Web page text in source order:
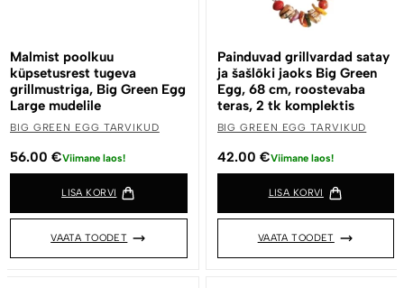
Malmist poolkuu
küpsetusrest tugeva
grillmustriga, Big Green Egg
Large mudelile
BIG GREEN EGG TARVIKUD
56.00 €Viimane laos!
LISA KORVI
VAATA TOODET
Painduvad grillvardad satay
ja šašlõki jaoks Big Green
Egg, 68 cm, roostevaba
teras, 2 tk komplektis
BIG GREEN EGG TARVIKUD
42.00 €Viimane laos!
LISA KORVI
VAATA TOODET